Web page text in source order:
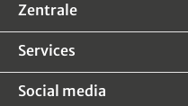
Zentrale
Services
Social media